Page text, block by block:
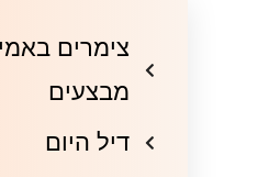
צימרים
מבצעים
דיל היום